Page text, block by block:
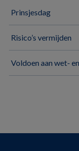
Prinsjesdag
Risico’s vermijden
Voldoen aan wet-